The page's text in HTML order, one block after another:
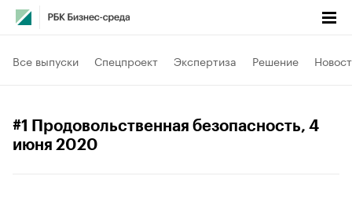
Все выпуски Спецпроект Экспертиза Решение
#1 Продовольственная безопасность, 4
июня 2020